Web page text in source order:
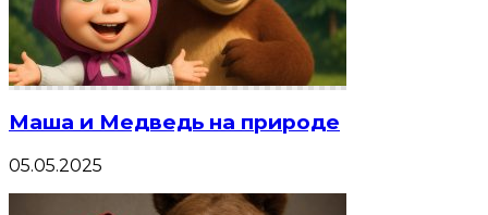
Маша и Медведь на природе
05.05.2025